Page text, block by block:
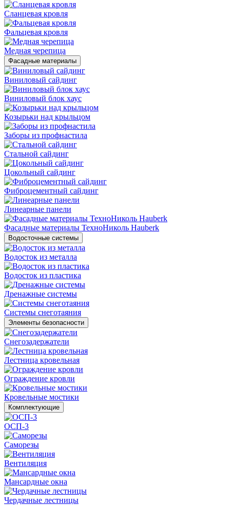
Сланцевая кровля
Фальцевая кровля
Медная черепица
Фасадные материалы
Виниловый сайдинг
Виниловый блок хаус
Козырьки над крыльцом
Заборы из профнастила
Стальной сайдинг
Цокольный сайдинг
Фиброцементный сайдинг
Линеарные панели
Фасадные материалы ТехноНиколь Hauberk
Водосточные системы
Водосток из металла
Водосток из пластика
Дренажные системы
Системы снеготаяния
Элементы безопасности
Снегозадержатели
Лестница кровельная
Ограждение кровли
Кровельные мостики
Комплектующие
ОСП-3
Саморезы
Вентиляция
Мансардные окна
Чердачные лестницы